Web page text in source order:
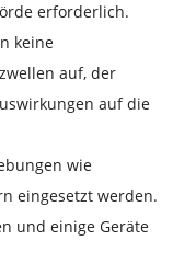
erforderlich.
keine
auf, der
auf die
wie
eingesetzt werden.
und einige Geräte